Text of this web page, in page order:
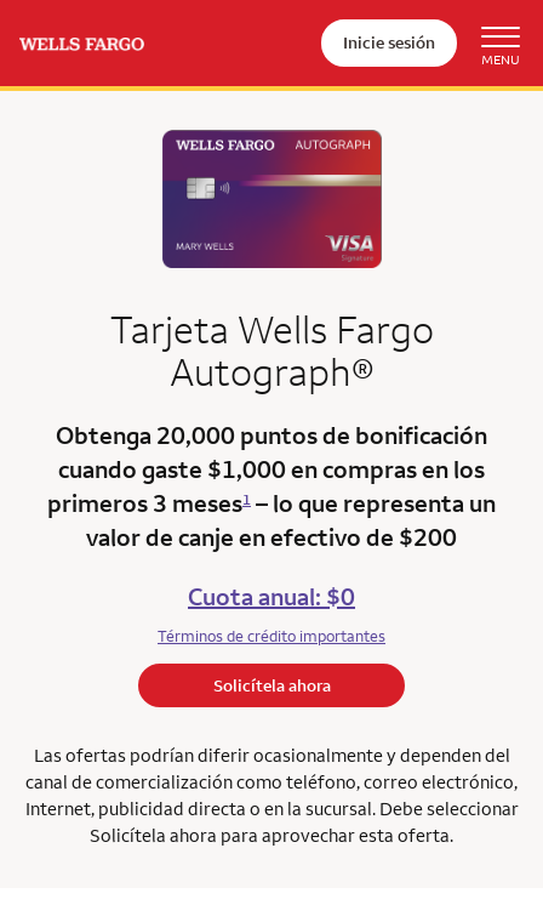
Inicie sesión
Tarjeta Wells Fargo
Autograph®
Obtenga 20,000 puntos de bonificación
cuando gaste $1,000 encompras en los
primeros 3 meses1 – lo que representa un
valor de canje en efectivo de $200
Cuota anual: $0
Términos de crédito importantes
Solicítela ahora
Las ofertas podrían diferir ocasionalmente y dependen del
canal de comercialización como teléfono, correo electrónico,
Internet, publicidad directa o en la sucursal. Debe seleccionar
Solicítela ahora para aprovechar esta oferta.